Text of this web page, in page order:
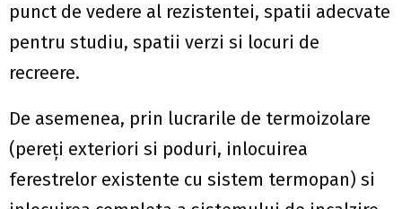
punct de vedere al rezistentei, spatii adecvate
pentru studiu, spatii verzi si locuri de
recreere.
De asemenea, prin lucrarile de termoizolare
(pereţi exteriori si poduri, inlocuirea
ferestrelor existente cu sistem termopan) si